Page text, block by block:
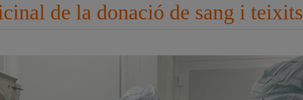
de la donació de sang i teixits